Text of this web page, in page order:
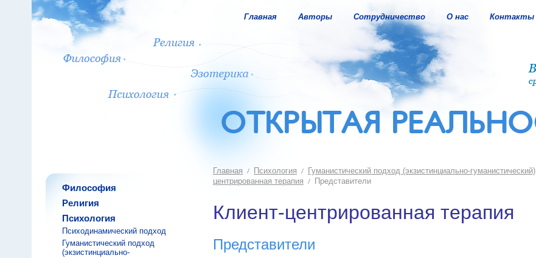
Главная Авторы Сотрудничество О нас Контакты
Философия
Религия
Психология
Психодинамический подход
Гуманистический подход
(экзистинциально-
Главная Психология Гуманистический подход (экзистинциально-гуманистический)
центрированная терапия
Представители
Клиент-центрированная терапия
Представители